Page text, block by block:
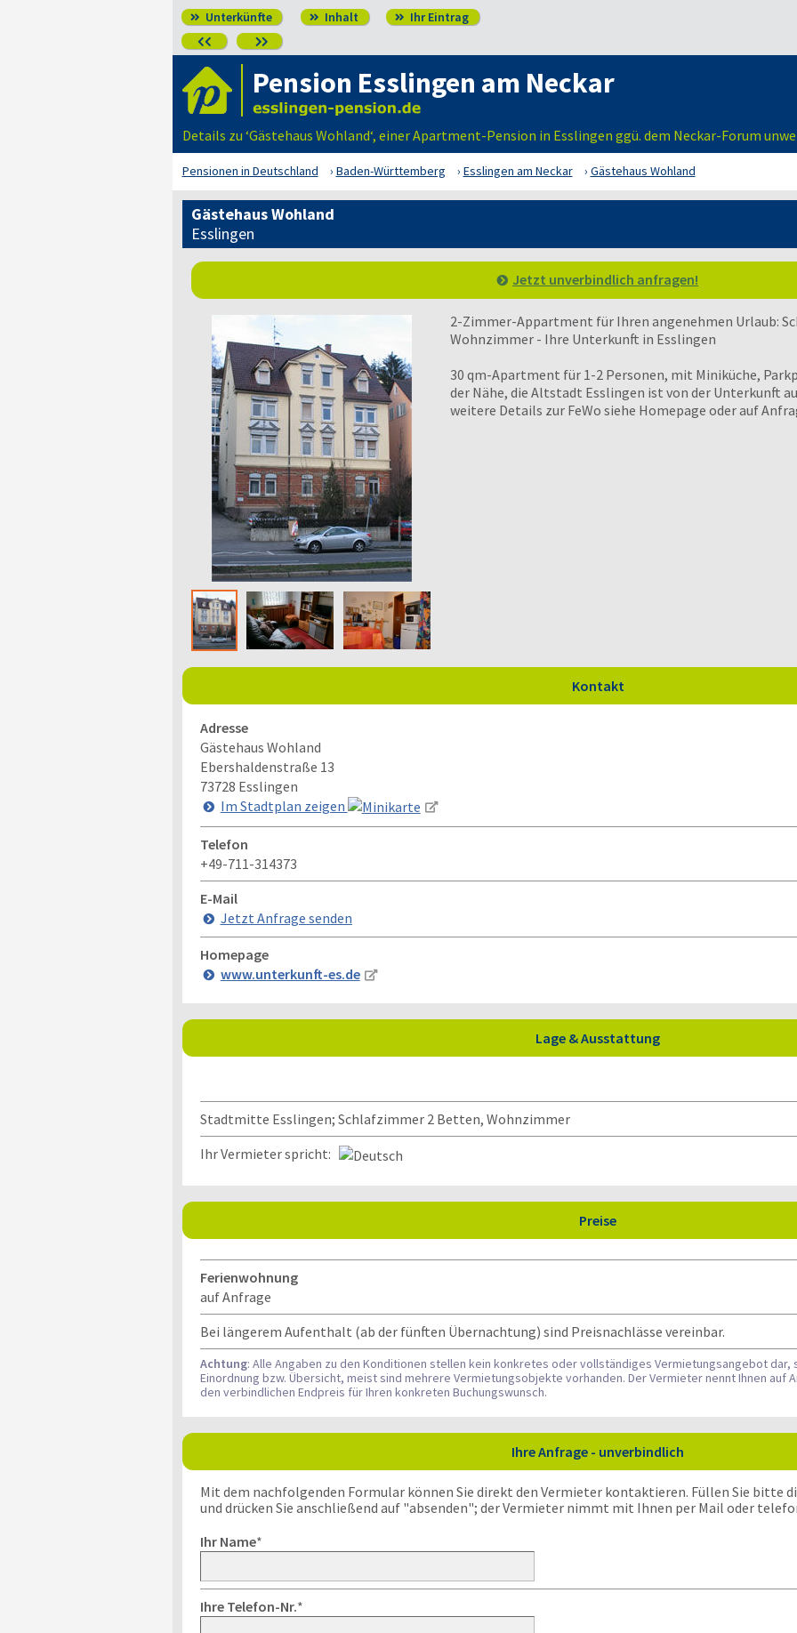
 Unterkünfte  Inhalt  Ihr Eintrag
 
Pension Esslingen am Neckar
Details zu ‘Gästehaus Wohland‘, einer Apartment-Pension in Esslingen ggü. dem Neckar-Forum
Pensionen in Deutschland Baden-Württemberg Esslingen am Neckar Gästehaus Wohland
Gästehaus Wohland
Esslingen
Jetzt unverbindlich anfragen!
2-Zimmer-Appartment für Ihren angenehmen Urlaub:
Wohnzimmer - Ihre Unterkunft in Esslingen
30 qm-Apartment für 1-2 Personen, mit Miniküche,
der Nähe, die Altstadt Esslingen ist von der Unterkunft
weitere Details zur FeWo siehe Homepage oder auf
Kontakt
Adresse
Gästehaus Wohland
Ebershaldenstraße 13
73728 Esslingen
Im Stadtplan zeigen
Telefon
+49-711-314373
E-Mail
Jetzt Anfrage senden
Homepage
www.unterkunft-es.de
Lage & Ausstattung
Stadtmitte Esslingen; Schlafzimmer 2 Betten, Wohnzimmer
Ihr Vermieter spricht:
Preise
Ferienwohnung
auf Anfrage
Bei längerem Aufenthalt (ab der fünften Übernachtung) sind Preisnachlässe vereinbar.
Achtung: Alle Angaben zu den Konditionen stellen kein konkretes oder vollständiges Vermietungsangebot
Einordnung bzw. Übersicht, meist sind mehrere Vermietungsobjekte vorhanden. Der Vermieter nennt Ihnen auf
den verbindlichen Endpreis für Ihren konkreten Buchungswunsch.
Ihre Anfrage - unverbindlich
Mit dem nachfolgenden Formular können Sie direkt den Vermieter kontaktieren. Füllen Sie bitte
und drücken Sie anschließend auf "absenden"; der Vermieter nimmt mit Ihnen per Mail oder
Ihr Name*
Ihre Telefon-Nr.*